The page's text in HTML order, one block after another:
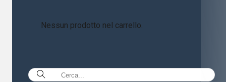
Nessun prodotto nel carrello.